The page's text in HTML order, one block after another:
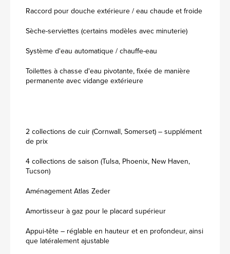
Raccord pour douche extérieure / eau chaude et froide
Sèche-serviettes (certains modèles avec minuterie)
Système d'eau automatique / chauffe-eau
Toilettes à chasse d'eau pivotante, fixée de manière
permanente avec vidange extérieure
2 collections de cuir (Cornwall, Somerset) – supplément
de prix
4 collections de saison (Tulsa, Phoenix, New Haven,
Tucson)
Aménagement Atlas Zeder
Amortisseur à gaz pour le placard supérieur
Appui-tête – réglable en hauteur et en profondeur, ainsi
que latéralement ajustable